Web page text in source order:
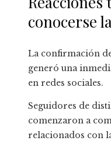
conocerse
La confirmación
generó una
en redes sociales.
Seguidores de
comenzaron a
relacionados con